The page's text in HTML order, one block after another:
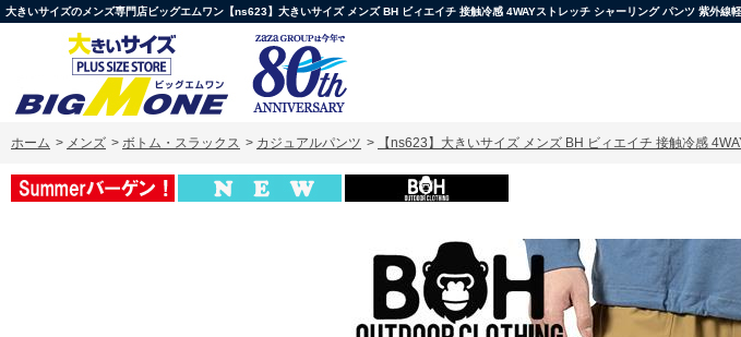
大きいサイズのメンズ専門店ビッグエムワン【ns623】大きいサイズ メンズ BH ビィエイチ 接触冷感 4WAYストレッチ シャーリング パンツ 紫外
ホーム > メンズ > ボトム・スラックス > カジュアルパンツ > 【ns623】大きいサイズ メンズ BH ビィエイチ 接触冷感